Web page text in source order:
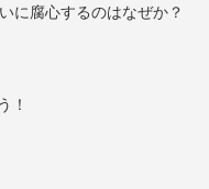
に腐心するのはなぜか？
！